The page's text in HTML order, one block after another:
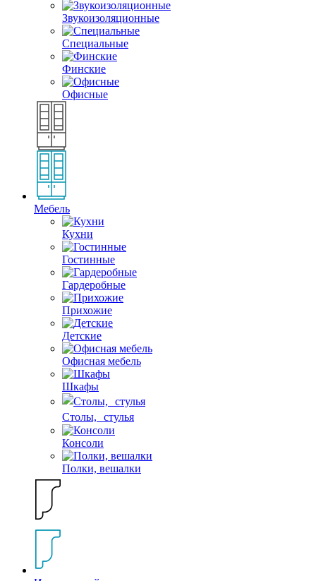
Звукоизоляционные
Специальные
Финские
Офисные
Мебель
Кухни
Гостинные
Гардеробные
Прихожие
Детские
Офисная мебель
Шкафы
Столы, стулья
Консоли
Полки, вешалки